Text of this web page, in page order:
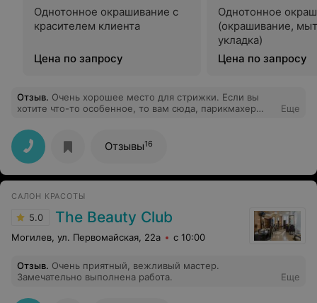
Однотонное окрашивание с
красителем клиента
Цена по запросу
Однотонное
(окрашивание,
укладка)
Цена по запросу
Отзыв. Очень хорошее место для стрижки. Если вы
хотите что-то особенное, то вам сюда, парикмахер
лучше подойдет, персонал очень вежлив и приветлив,
обслуживание на высшем уровне, цены приемлимы. P.
S. Если хотите сменить имидж: Alterego то что вам
нужно!
Еще
Отзывы16
САЛОН КРАСОТЫ
5.0 The Beauty Club
Могилев, ул. Первомайская, 22а с 10:00
Отзыв. Очень приятный, вежливый мастер.
Замечательно выполнена работа.
Еще